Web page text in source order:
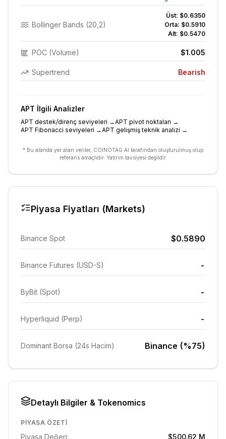
Bollinger Bands (20,2)
Üst: $0.6350
Orta: $0.5910
Alt: $0.5470
POC (Volume) $1.005
Supertrend Bearish
APT İlgili Analizler
APT destek/direnç seviyeleri →APT pivot noktaları →
APT Fibonacci seviyeleri →APT gelişmiş teknik analizi →
* Bu alanda yer alan veriler, COINOTAG AI tarafından oluşturulmuş olup
referans amaçlıdır. Yatırım tavsiyesi değildir.
Piyasa Fiyatları (Markets)
Binance Spot $0.5890
Binance Futures (USD-S) -
ByBit (Spot) -
Hyperliquid (Perp) -
Dominant Borsa (24s Hacim) Binance (%75)
Detaylı Bilgiler & Tokenomics
PIYASA ÖZETI
Piyasa Değeri:
$500.62 M